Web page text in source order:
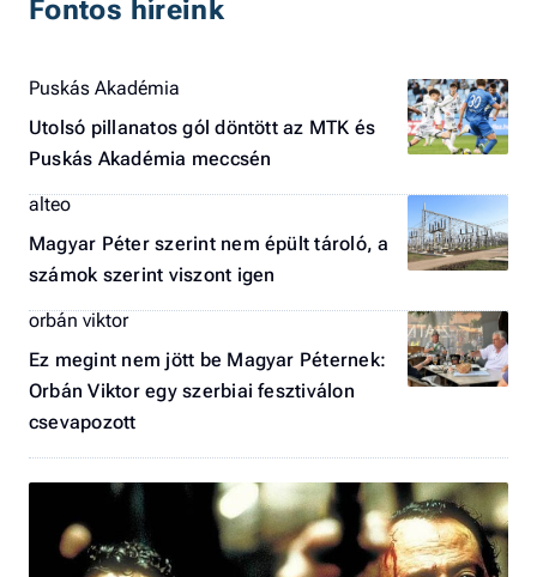
Fontos híreink
Puskás Akadémia
Utolsó pillanatos gól döntött az MTK és
Puskás Akadémia meccsén
alteo
Magyar Péter szerint nem épült tároló, a
számok szerint viszont igen
orbán viktor
Ez megint nem jött be Magyar Péternek:
Orbán Viktor egy szerbiai fesztiválon
csevapozott